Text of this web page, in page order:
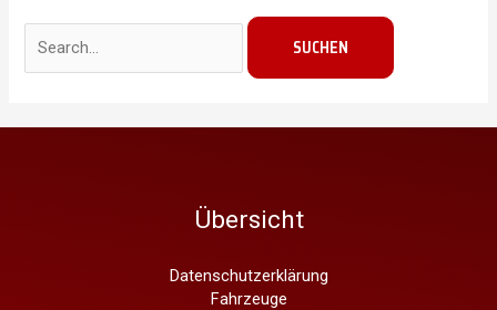
Suchen
nach:
Übersicht
Datenschutzerklärung
Fahrzeuge